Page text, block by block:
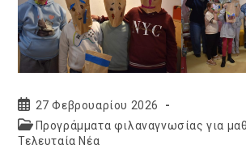
Post
published:
27 Φεβρουαρίου 2026
Post
category:
Προγράμματα φιλαναγνωσίας για
Τελευταία Νέα